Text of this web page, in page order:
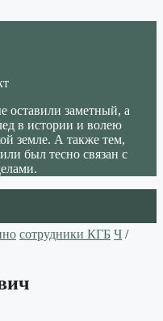
оставили заметный, а
в истории и волею
земле. А также тем,
был тесно связан с
сотрудники КГБ Ч /